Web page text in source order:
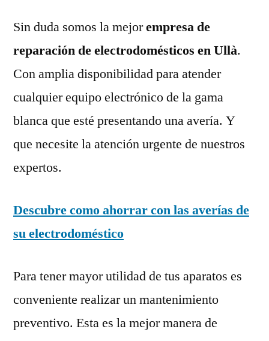
Sin duda somos la mejorempresa de
reparación de electrodomésticos en Ullà.
Con amplia disponibilidad para atender
cualquier equipo electrónico de la gama
blanca que esté presentando una avería. Y
que necesite la atención urgente de nuestros
expertos.
Descubre como ahorrar con las averías de
su electrodoméstico
Para tener mayor utilidad de tus aparatos es
conveniente realizar un mantenimiento
preventivo. Esta es la mejor manera de